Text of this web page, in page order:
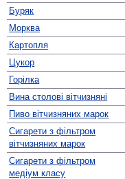
Буряк
Морква
Картопля
Цукор
Горілка
Вина столові вітчизняні
Пиво вітчизняних марок
Сигарети з фільтром
вітчизняних марок
Сигарети з фільтром
медіум класу